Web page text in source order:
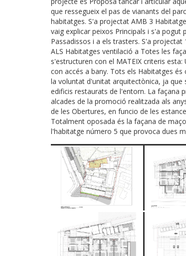
que ressegueix el pas de vianants del
habitatges. S'a projectat AMB 3
vaig explicar peixos Principals i s'a
Passadissos i a els trasters. S'a
ALS Habitatges ventilació a Totes les
s'estructuren con el MATEIX criteris
con accés a bany. Tots els Habitatges és
la voluntat d'unitat arquitectònica, ja
edificis restaurats de l'entorn. La façana
alcades de la promoció realitzada als
de les Obertures, en funcio de les
Totalment oposada és la façana de
l'habitatge número 5 que provoca dues